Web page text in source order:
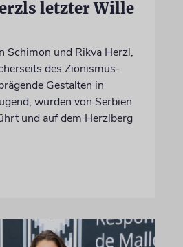
letzter Wille
Schimon und Rikva Herzl,
des Zionismus-
Gestalten in
wurden von Serbien
und auf dem Herzlberg